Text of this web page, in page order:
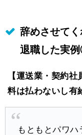
辞めさせて
退職した実
【運送業・契約
料は払わないし有
もともとパワ